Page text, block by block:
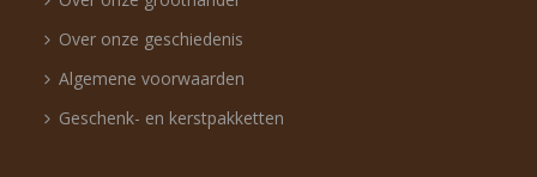
Over onze geschiedenis
Algemene voorwaarden
Geschenk- en kerstpakketten